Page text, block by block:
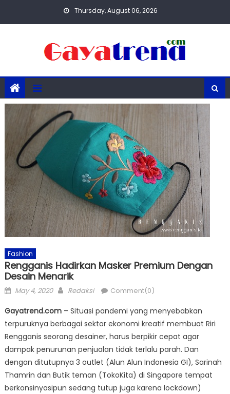
Thursday, August 06, 2026
Fashion
Rengganis Hadirkan Masker Premium Dengan
Desain Menarik
Posted
May 4, 2020 Author
Redaksi Comment(0)
Gayatrend.com– Situasi pandemi yang menyebabkan
terpuruknya berbagai sektor ekonomi kreatif membuat Riri
Rengganis seorang desainer, harus berpikir cepat agar
dampak penurunan penjualan tidak terlalu parah. Dan
dengan ditutupnya 3 outlet (Alun Alun Indonesia GI), Sarinah
Thamrin dan Butik teman (TokoKita) di Singapore tempat
berkonsinyasipun sedang tutup juga karena lockdown)